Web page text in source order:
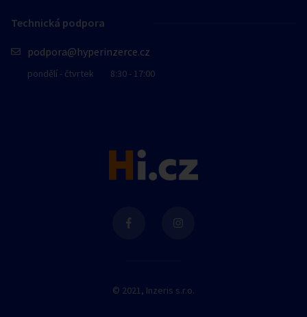
Technická podpora
podpora@hyperinzerce.cz
pondělí - čtvrtek 8:30 - 17:00
© 2021, Inzeris s.r.o.